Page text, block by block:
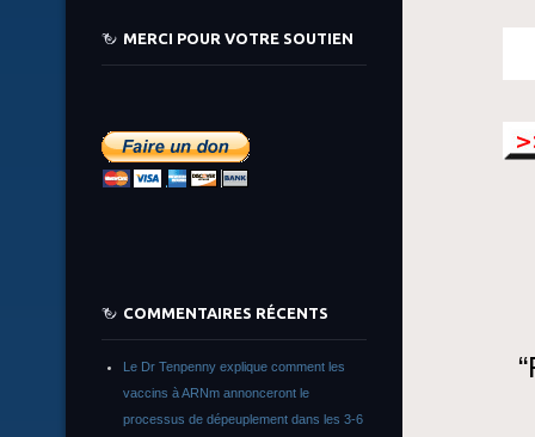
MERCI POUR VOTRE SOUTIEN
COMMENTAIRES RÉCENTS
Le Dr Tenpenny explique comment les
vaccins à ARNm annonceront le
processus de dépeuplement dans les 3-6